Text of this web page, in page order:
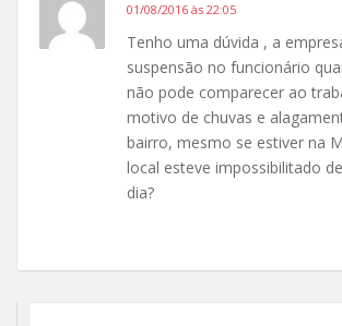
01/08/2016 às 22:05
Tenho uma dúvida , a
suspensão no funcionário
não pode comparecer ao
motivo de chuvas e
bairro, mesmo se estiver na
local esteve impossibilitado
dia?